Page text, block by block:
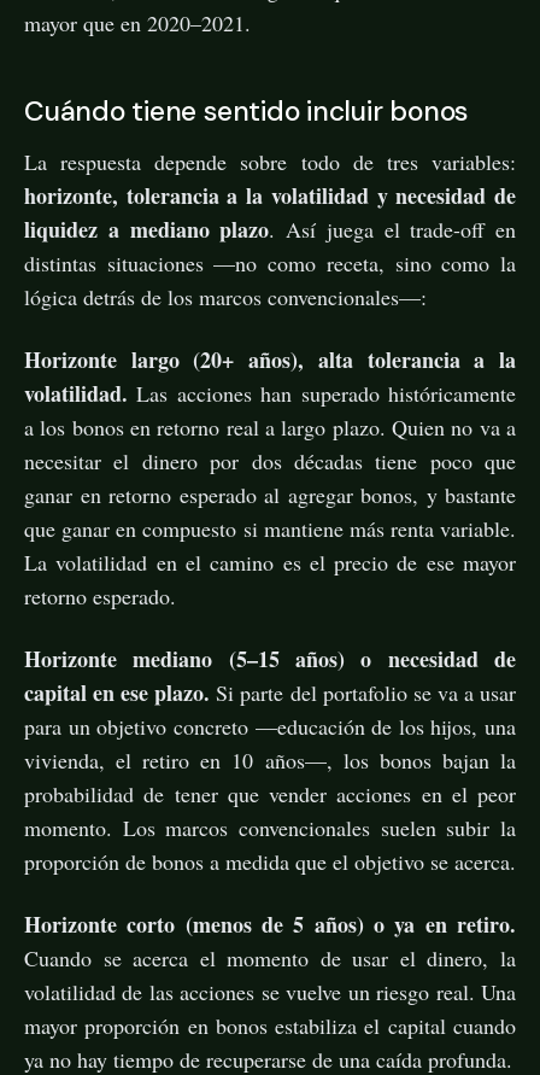
mayor que en 2020–2021.
Cuándo tiene sentido incluir bonos
La respuesta depende sobre todo de tres variables:
horizonte, tolerancia a la volatilidad y necesidad de
liquidez a mediano plazo. Así juega el trade-off en
distintas situaciones —no como receta, sino como la
lógica detrás de los marcos convencionales—:
Horizonte largo (20+ años), alta tolerancia a la
volatilidad. Las acciones han superado históricamente
a los bonos en retorno real a largo plazo. Quien no va a
necesitar el dinero por dos décadas tiene poco que
ganar en retorno esperado al agregar bonos, y bastante
que ganar en compuesto si mantiene más renta variable.
La volatilidad en el camino es el precio de ese mayor
retorno esperado.
Horizonte mediano (5–15 años) o necesidad de
capital en ese plazo. Si parte del portafolio se va a usar
para un objetivo concreto —educación de los hijos, una
vivienda, el retiro en 10 años—, los bonos bajan la
probabilidad de tener que vender acciones en el peor
momento. Los marcos convencionales suelen subir la
proporción de bonos a medida que el objetivo se acerca.
Horizonte corto (menos de 5 años) o ya en retiro.
Cuando se acerca el momento de usar el dinero, la
volatilidad de las acciones se vuelve un riesgo real. Una
mayor proporción en bonos estabiliza el capital cuando
ya no hay tiempo de recuperarse de una caída profunda.